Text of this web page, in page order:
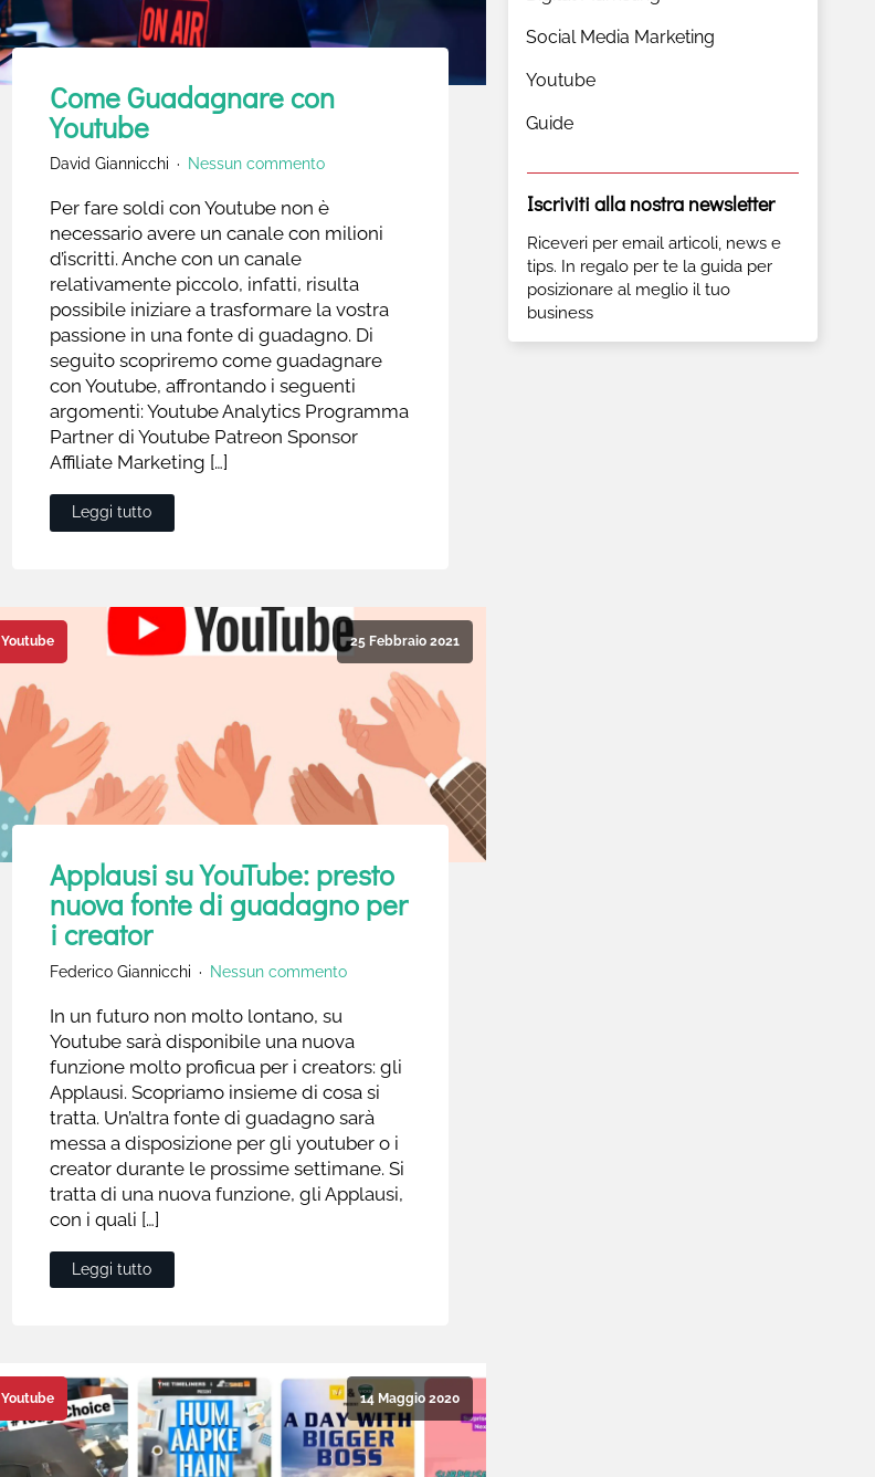
Come Guadagnare con
Youtube
David Giannicchi Nessun commento
Per fare soldi con Youtube non è
necessario avere un canale con milioni
d’iscritti. Anche con un canale
relativamente piccolo, infatti, risulta
possibile iniziare a trasformare la vostra
passione in una fonte di guadagno. Di
seguito scopriremo come guadagnare
con Youtube, affrontando i seguenti
argomenti: Youtube Analytics Programma
Partner di Youtube Patreon Sponsor
Affiliate Marketing […]
Leggi tutto
25 Febbraio 2021
Youtube
Applausi su YouTube: presto
nuova fonte di guadagno per
i creator
Federico Giannicchi Nessun commento
In un futuro non molto lontano, su
Youtube sarà disponibile una nuova
funzione molto proficua per i creators: gli
Applausi. Scopriamo insieme di cosa si
tratta. Un’altra fonte di guadagno sarà
messa a disposizione per gli youtuber o i
creator durante le prossime settimane. Si
tratta di una nuova funzione, gli Applausi,
con i quali […]
Leggi tutto
14 Maggio 2020
Youtube
Social Media Marketing
Youtube
Guide
Iscriviti alla nostra newsletter
Riceveri per email articoli, news e
tips. In regalo per te la guida per
posizionare al meglio il tuo
business